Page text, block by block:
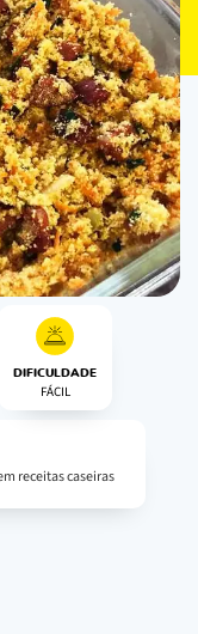
DIFICULDADE
FÁCIL
receitas caseiras